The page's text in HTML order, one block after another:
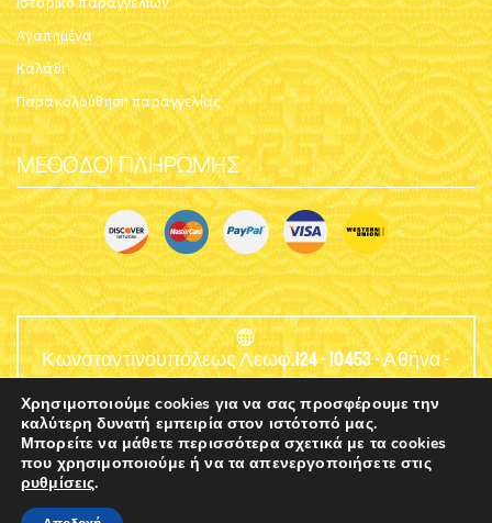
ΚΑΝΔΉΛΙ ΚΡΕΜΑΣΤΌ ΤΑΙΝΊΑ
ΣΧΈΔΙΟ Α ΑΝΤΊΚΑ
Κωδικός:5420-03
$39.48
ΚΑΝΔΉΛΙ ΚΡΕΜΑΣΤΌ ΤΑΙΝΊΑ
ΣΧΈΔΙΟ Α ΕΠΊΧΡΥΣΟ
Κωδικός:5420-04
$50.98
Χρησιμοποιούμε cookies για να σας προσφέρουμε την
καλύτερη δυνατή εμπειρία στον ιστότοπό μας.
Μπορείτε να μάθετε περισσότερα σχετικά με τα cookies
που χρησιμοποιούμε ή να τα απενεργοποιήσετε στις
ρυθμίσεις.